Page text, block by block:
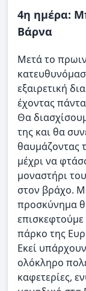
4η ημέρα:
Βάρνα
Μετά το
εξαιρετική
έχοντας
Θα
της και θα
θαυμάζοντας
μέχρι να
μοναστήρι
στον βράχο.
προσκύνημα
πάρκο της
Εκεί
ολόκληρο
καφετερίες,